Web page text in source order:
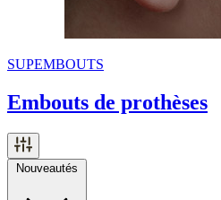
SUPEMBOUTS
Embouts de prothèses
Nouveautés